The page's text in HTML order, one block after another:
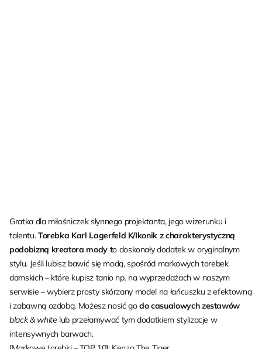
Gratka dla miłośniczek słynnego projektanta, jego wizerunku i
talentu.Torebka Karl Lagerfeld K/Ikonik z charakterystyczną
podobizną kreatora mody to doskonały dodatek w oryginalnym
stylu. Jeśli lubisz bawić się modą, spośród markowych torebek
damskich – które kupisz tanio np. na wyprzedażach w naszym
serwisie – wybierz prosty skórzany model na łańcuszku z efektowną
i zabawną ozdobą. Możesz nosić godo casualowych zestawów
black & white lub przełamywać tym dodatkiem stylizacje w
intensywnych barwach.